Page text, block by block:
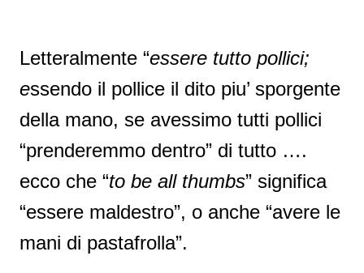
Letteralmente “essere tutto pollici;
essendo il pollice il dito piu’ sporgente
della mano, se avessimo tutti pollici
“prenderemmo dentro” di tutto ….
ecco che “to be all thumbs” significa
“essere maldestro”, o anche “avere le
mani di pastafrolla”.